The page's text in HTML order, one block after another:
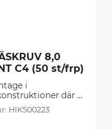
8,0
C4 (50 st/frp)
i
där
krav ställs, som
vid skruvning av
HIK500223